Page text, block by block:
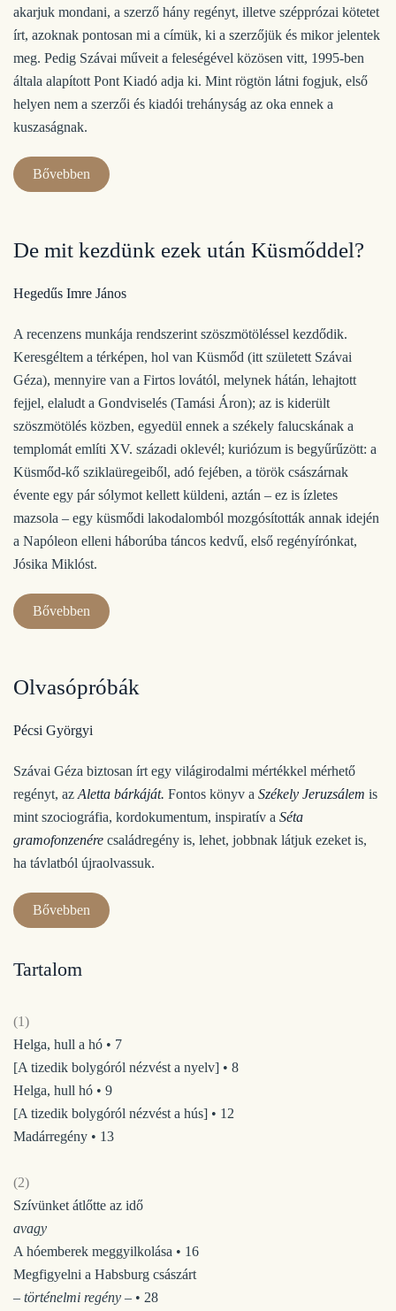
akarjuk mondani, a szerző hány regényt, illetve szépprózai kötetet
írt, azoknak pontosan mi a címük, ki a szerzőjük és mikor jelentek
meg. Pedig Szávai műveit a feleségével közösen vitt, 1995-ben
általa alapított Pont Kiadó adja ki. Mint rögtön látni fogjuk, első
helyen nem a szerzői és kiadói trehányság az oka ennek a
kuszaságnak.
Bővebben
De mit kezdünk ezek után Küsmőddel?
Hegedűs Imre János
A recenzens munkája rendszerint szöszmötöléssel kezdődik.
Keresgéltem a térképen, hol van Küsmőd (itt született Szávai
Géza), mennyire van a Firtos lovától, melynek hátán, lehajtott
fejjel, elaludt a Gondviselés (Tamási Áron); az is kiderült
szöszmötölés közben, egyedül ennek a székely falucskának a
templomát említi XV. századi oklevél; kuriózum is begyűrűzött: a
Küsmőd-kő sziklaüregeiből, adó fejében, a török császárnak
évente egy pár sólymot kellett küldeni, aztán – ez is ízletes
mazsola – egy küsmődi lakodalomból mozgósították annak idején
a Napóleon elleni háborúba táncos kedvű, első regényírónkat,
Jósika Miklóst.
Bővebben
Olvasópróbák
Pécsi Györgyi
Szávai Géza biztosan írt egy világirodalmi mértékkel mérhető
regényt, az Aletta bárkáját. Fontos könyv a Székely Jeruzsálem is
mint szociográfia, kordokumentum, inspiratív a Séta
gramofonzenére családregény is, lehet, jobbnak látjuk ezeket is,
ha távlatból újraolvassuk.
Bővebben
Tartalom
(1)
Helga, hull a hó • 7
[A tizedik bolygóról nézvést a nyelv] • 8
Helga, hull hó • 9
[A tizedik bolygóról nézvést a hús] • 12
Madárregény • 13
(2)
Szívünket átlőtte az idő
avagy
A hóemberek meggyilkolása • 16
Megfigyelni a Habsburg császárt
– történelmi regény – • 28